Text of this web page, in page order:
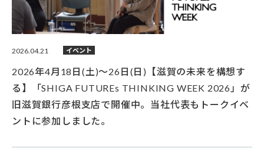
2026.04.21 イベント
2026年4月18日(土)～26日(日)【滋賀の未来を構想す
る】「SHIGA FUTUREs THINKING WEEK 2026」が
旧滋賀銀行彦根支店で開催中。当社代表もトークイベ
ントに参加しました。